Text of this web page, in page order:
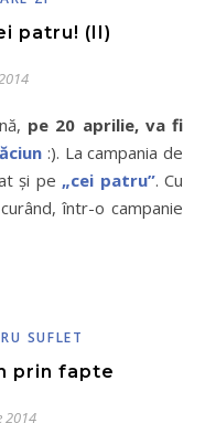
patru! (II)
pe 20 aprilie, va fi
:). La campania de
şi pe „cei patru”. Cu
într-o campanie
SUFLET
prin fapte
2014